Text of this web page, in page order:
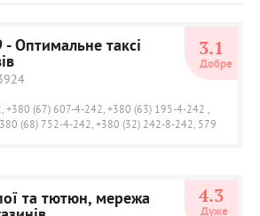
- Оптимальне таксі
+380 (67) 607-4-242, +380 (63) 195-4-242 ,
(68) 752-4-242, +380 (32) 242-8-242, 579
3.1
Добре
та тютюн, мережа 4.3
Дуже